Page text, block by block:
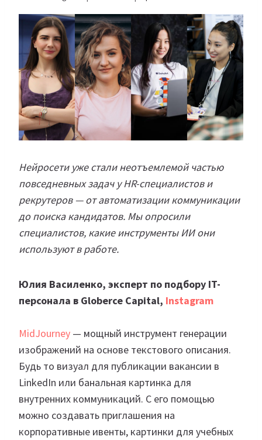
Нейросети уже стали неотъемлемой частью
повседневных задач у HR-специалистов и
рекрутеров — от автоматизации коммуникации
до поиска кандидатов. Мы опросили
специалистов, какие инструменты ИИ они
используют в работе.
Юлия Василенко, эксперт по подбору IT-
персонала в Globerce Capital, Instagram
MidJourney — мощный инструмент генерации
изображений на основе текстового описания.
Будь то визуал для публикации вакансии в
LinkedIn или банальная картинка для
внутренних коммуникаций. С его помощью
можно создавать приглашения на
корпоративные ивенты, картинки для учебных